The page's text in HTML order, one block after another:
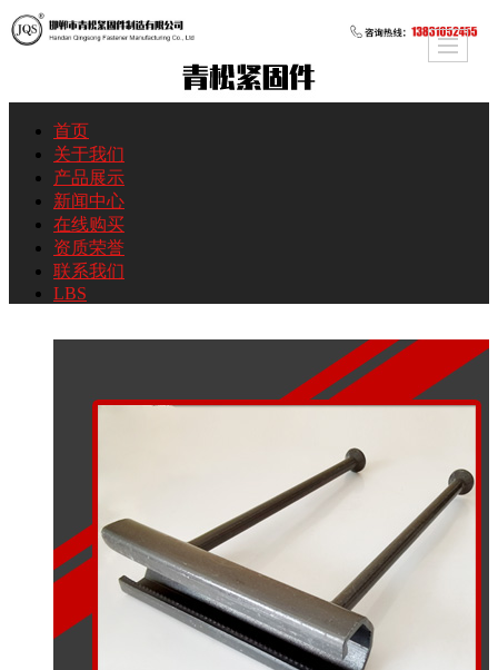
首页
关于我们
产品展示
新闻中心
在线购买
资质荣誉
联系我们
LBS